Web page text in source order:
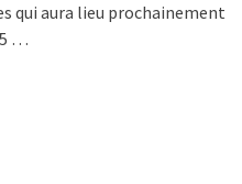
qui aura lieu prochainement
…